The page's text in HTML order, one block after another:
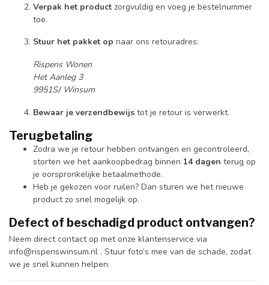
Verpak het product zorgvuldig en voeg je bestelnummer
toe.
Stuur het pakket op naar ons retouradres:
Rispens Wonen
Het Aanleg 3
9951SJ Winsum
Bewaar je verzendbewijs tot je retour is verwerkt.
Terugbetaling
Zodra we je retour hebben ontvangen en gecontroleerd,
storten we het aankoopbedrag binnen 14 dagen terug op
je oorspronkelijke betaalmethode.
Heb je gekozen voor ruilen? Dan sturen we het nieuwe
product zo snel mogelijk op.
Defect of beschadigd product ontvangen?
Neem direct contact op met onze klantenservice via
info@rispenswinsum.nl . Stuur foto’s mee van de schade, zodat
we je snel kunnen helpen.